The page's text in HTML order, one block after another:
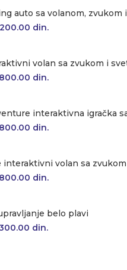
auto sa volanom, zvukom
cena je bila: 4,800.00
din.
volan sa zvukom i
cena je bila: 5,800.00
din.
interaktivna igračka
cena je bila: 5,800.00
din.
interaktivni volan sa
cena je bila: 5,800.00
din.
belo plavi
cena je bila: 4,500.00
din.